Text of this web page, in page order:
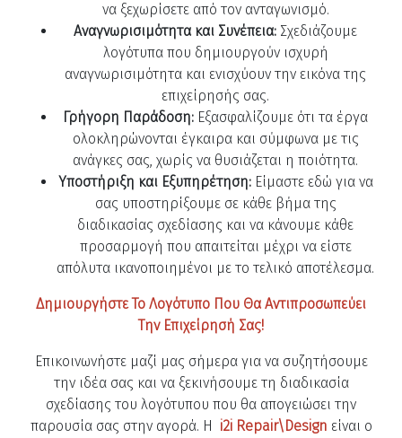
να ξεχωρίσετε από τον ανταγωνισμό.
Αναγνωρισιμότητα και Συνέπεια: Σχεδιάζουμε
λογότυπα που δημιουργούν ισχυρή
αναγνωρισιμότητα και ενισχύουν την εικόνα της
επιχείρησής σας.
Γρήγορη Παράδοση: Εξασφαλίζουμε ότι τα έργα
ολοκληρώνονται έγκαιρα και σύμφωνα με τις
ανάγκες σας, χωρίς να θυσιάζεται η ποιότητα.
Υποστήριξη και Εξυπηρέτηση:Είμαστε εδώ για να
σας υποστηρίξουμε σε κάθε βήμα της
διαδικασίας σχεδίασης και να κάνουμε κάθε
προσαρμογή που απαιτείται μέχρι να είστε
απόλυτα ικανοποιημένοι με το τελικό αποτέλεσμα.
Δημιουργήστε Το Λογότυπο Που Θα Αντιπροσωπεύει
Την Επιχείρησή Σας!
Επικοινωνήστε μαζί μας σήμερα για να συζητήσουμε
την ιδέα σας και να ξεκινήσουμε τη διαδικασία
σχεδίασης του λογότυπου που θα απογειώσει την
παρουσία σας στην αγορά. Η
i2i Repair\Design είναι ο